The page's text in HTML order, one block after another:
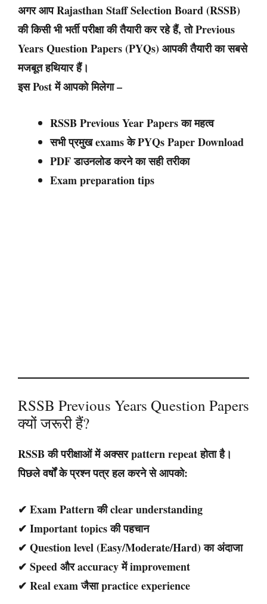
अगर आपRajasthan Staff Selection Board (RSSB)
की किसी भी भर्ती परीक्षा की तैयारी कर रहे हैं, तोPrevious
Years Question Papers (PYQs)आपकी तैयारी का सबसे
मजबूत हथियार हैं।
इस Post में आपको मिलेगा –
RSSB Previous Year Papers का महत्व
सभी प्रमुख exams के PYQs Paper Download
PDF डाउनलोड करने का सही तरीका
Exam preparation tips
RSSB Previous Years Question Papers
क्यों जरूरी हैं?
RSSB की परीक्षाओं में अक्सरpattern repeatहोता है।
पिछले वर्षों के प्रश्न पत्र हल करने से आपको:
✔ Exam Pattern की clear understanding
✔ Important topics की पहचान
✔ Question level (Easy/Moderate/Hard) का अंदाजा
✔ Speed और accuracy में improvement
✔ Real exam जैसा practice experience